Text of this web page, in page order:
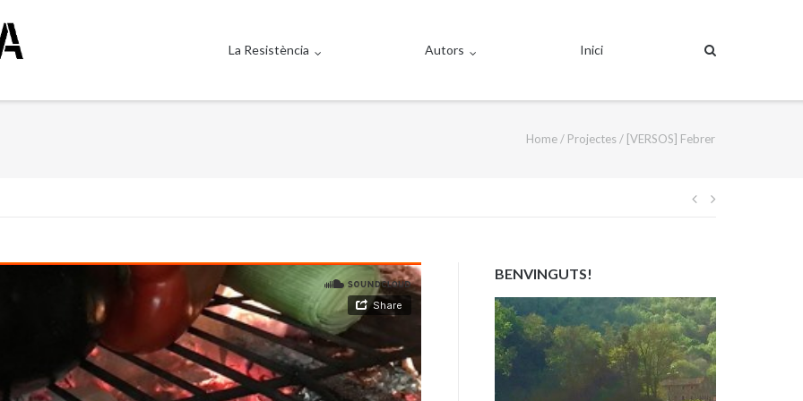
La Resistència Autors Inici
Home/ Projectes/ [VERSOS] Febrer
Navegació
BENVINGUTS!